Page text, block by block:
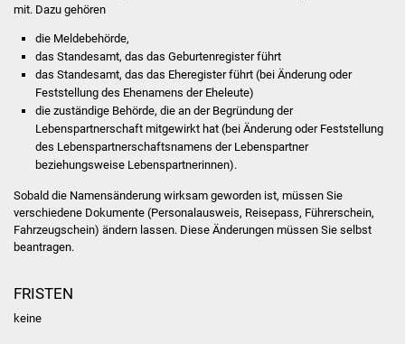
Pflege von Angehörigen
Hitzewarnung / UV-
Index
Bürgerbus (MOBS)
mit. Dazu gehören
die Meldebehörde,
das Standesamt, das das Geburtenregister führt
das Standesamt, das das Eheregister führt (bei Änderung oder
Feststellung des Ehenamens der Eheleute)
die zuständige Behörde, die an der Begründung der
Lebenspartnerschaft mitgewirkt hat (bei Änderung oder Feststellung
des Lebenspartnerschaftsnamens der Lebenspartner
beziehungsweise Lebenspartnerinnen).
Sobald die Namensänderung wirksam geworden ist, müssen Sie
verschiedene Dokumente (Personalausweis, Reisepass, Führerschein,
Fahrzeugschein) ändern lassen. Diese Änderungen müssen Sie selbst
beantragen.
FRISTEN
keine